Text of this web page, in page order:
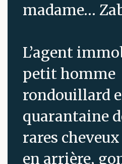
madame…
L’agent
petit homme
rondouillard
quarantaine
rares
en arrière,